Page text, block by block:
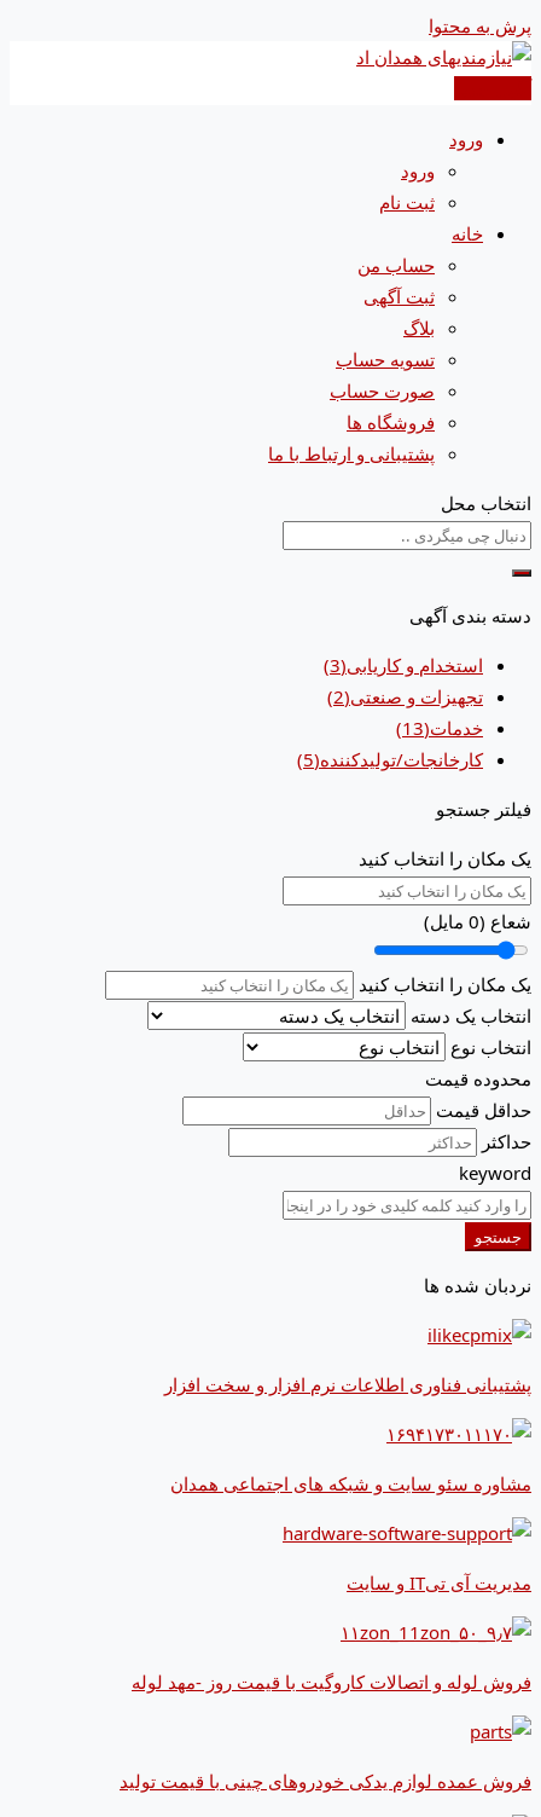
پرش به محتوا
ورود
ورود
ثبت نام
خانه
حساب من
ثبت آگهی
بلاگ
تسویه حساب
صورت حساب
فروشگاه ها
پشتیبانی و ارتباط با ما
انتخاب محل
دسته بندی آگهی
استخدام و کاریابی(3)
تجهیزات و صنعتی(2)
خدمات(13)
کارخانجات/تولیدکننده(5)
فیلتر جستجو
یک مکان را انتخاب کنید
شعاع (0 مایل)
یک مکان را انتخاب کنید
انتخاب یک دسته
انتخاب نوع
محدوده قیمت
حداقل قیمت
حداکثر
keyword
جستجو
نردبان شده ها
پشتیبانی فناوری اطلاعات نرم افزار و سخت افزار
مشاوره سئو سایت و شبکه های اجتماعی همدان
مدیریت آی تیIT و سایت
فروش لوله و اتصالات کاروگیت با قیمت روز -مهد لوله
فروش عمده لوازم یدکی خودروهای چینی با قیمت تولید